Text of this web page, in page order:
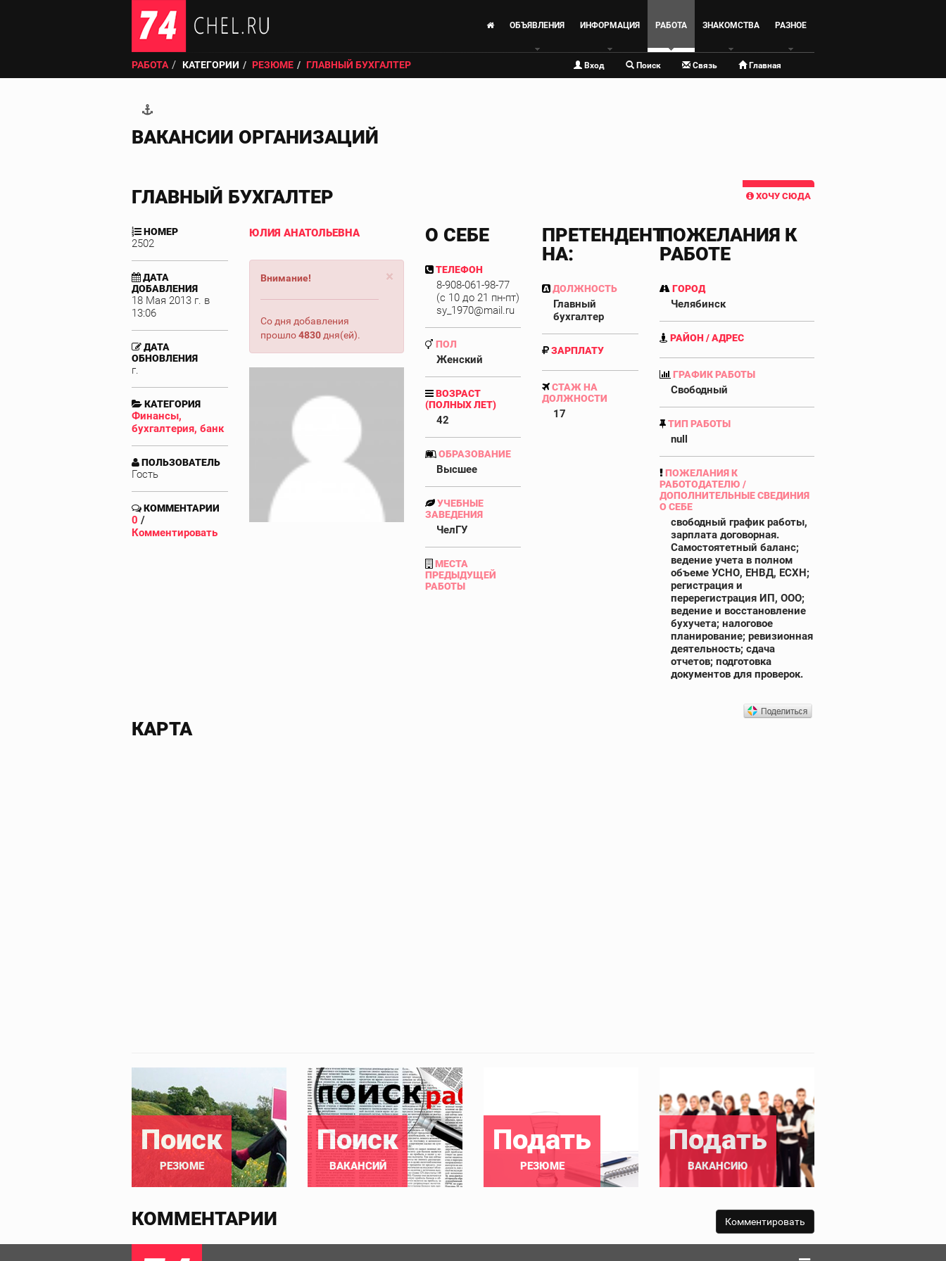
ОБЪЯВЛЕНИЯ ИНФОРМАЦИЯ РАБОТА ЗНАКОМСТВА РАЗНОЕ
РАБОТА КАТЕГОРИИ РЕЗЮМЕ ГЛАВНЫЙ БУХГАЛТЕР Вход Поиск Связь Главная
ВАКАНСИИ ОРГАНИЗАЦИЙ
ХОЧУ СЮДА
ГЛАВНЫЙ БУХГАЛТЕР
НОМЕР
2502
ДАТА
ДОБАВЛЕНИЯ
18 Мая 2013 г. в
13:06
ДАТА
ОБНОВЛЕНИЯ
г.
КАТЕГОРИЯ
Финансы,
бухгалтерия, банк
ПОЛЬЗОВАТЕЛЬ
Гость
КОММЕНТАРИИ
0 /
Комментировать
ЮЛИЯ АНАТОЛЬЕВНА
×
Внимание!
Со дня добавления
прошло4830дня(ей).
О СЕБЕ
ТЕЛЕФОН
8-908-061-98-77
(с 10 до 21 пн-пт)
sy_1970@mail.ru
ПОЛ
Женский
ВОЗРАСТ
(ПОЛНЫХ ЛЕТ)
42
ОБРАЗОВАНИЕ
Высшее
УЧЕБНЫЕ
ЗАВЕДЕНИЯ
ЧелГУ
МЕСТА
ПРЕДЫДУЩЕЙ
РАБОТЫ
ПРЕТЕНДЕНТ
НА:
ДОЛЖНОСТЬ
Главный
бухгалтер
ЗАРПЛАТУ
СТАЖ НА
ДОЛЖНОСТИ
17
ПОЖЕЛАНИЯ К
РАБОТЕ
ГОРОД
Челябинск
РАЙОН / АДРЕС
ГРАФИК РАБОТЫ
Свободный
ТИП РАБОТЫ
null
ПОЖЕЛАНИЯ К
РАБОТОДАТЕЛЮ /
ДОПОЛНИТЕЛЬНЫЕ СВЕДИНИЯ
О СЕБЕ
свободный график работы,
зарплата договорная.
Самостоятетный баланс;
ведение учета в полном
объеме УСНО, ЕНВД, ЕСХН;
регистрация и
перерегистрация ИП, ООО;
ведение и восстановление
бухучета; налоговое
планирование; ревизионная
деятельность; сдача
отчетов; подготовка
документов для проверок.
КАРТА
Поиск
РЕЗЮМЕ
Поиск
ВАКАНСИЙ
Подать
РЕЗЮМЕ
Подать
ВАКАНСИЮ
КОММЕНТАРИИ